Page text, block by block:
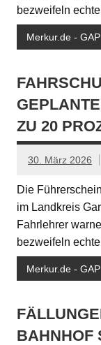
bezweifeln
Merkur.de - GAP
ZU 20
30. März 2026
Die
im Landkreis
Fahrlehrer
bezweifeln
Merkur.de - GAP
BAHNHOF